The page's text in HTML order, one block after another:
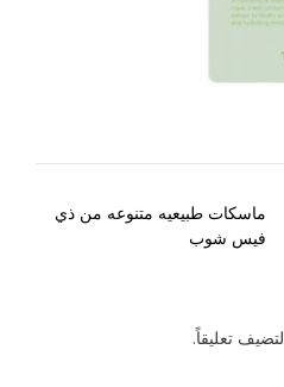
ماسكات طبيعيه متنوعه من ذي
فيس شوب
لتضيف تعليقاً.